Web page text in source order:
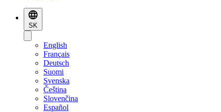
SK
English
Français
Deutsch
Suomi
Svenska
Čeština
Slovenčina
Español